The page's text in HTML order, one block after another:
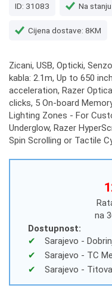
ID: 31083 Na stanju
Cijena dostave: 8KM
Zicani, USB, Opticki,
kabla: 2.1m, Up to 650
acceleration, Razer
clicks, 5 On-board
Lighting Zones - For
Underglow, Razer
Spin Scrolling or Tactile
na
Dostupnost:
Sarajevo -
Sarajevo - TC
Sarajevo -